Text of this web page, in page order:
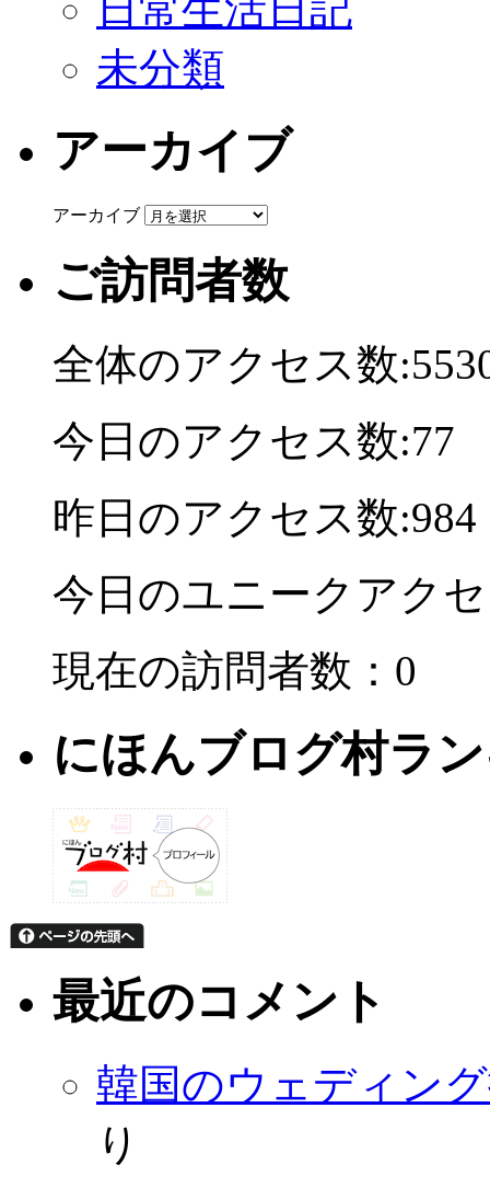
未分類
アーカイブ
アーカイブ
ご訪問者数
全体のアクセス数
今日のアクセス数:77
昨日のアクセス数:984
今日のユニークアク
現在の訪問者数：0
にほんブログ村ラ
最近のコメント
韓国のウェディン
り